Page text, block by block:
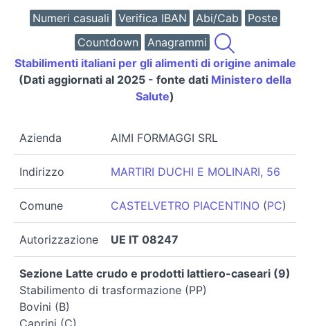
Numeri casuali Verifica IBAN Abi/Cab
Poste
Countdown
Anagrammi
Stabilimenti italiani per gli alimenti di origine animale
(Dati aggiornati al 2025 - fonte dati Ministero della
Salute)
Azienda AIMI FORMAGGI SRL
Indirizzo MARTIRI DUCHI E MOLINARI, 56
Comune CASTELVETRO PIACENTINO (PC)
Autorizzazione UE IT 08247
Sezione Latte crudo e prodotti lattiero-caseari (9)
Stabilimento di trasformazione (PP)
Bovini (B)
Caprini (C)